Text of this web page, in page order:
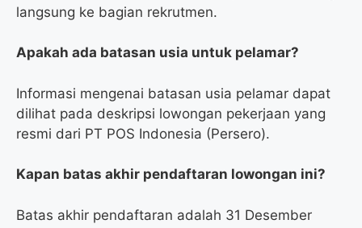
langsung ke bagian rekrutmen.
Apakah ada batasan usia untuk pelamar?
Informasi mengenai batasan usia pelamar dapat
dilihat pada deskripsi lowongan pekerjaan yang
resmi dari PT POS Indonesia (Persero).
Kapan batas akhir pendaftaran lowongan ini?
Batas akhir pendaftaran adalah 31 Desember